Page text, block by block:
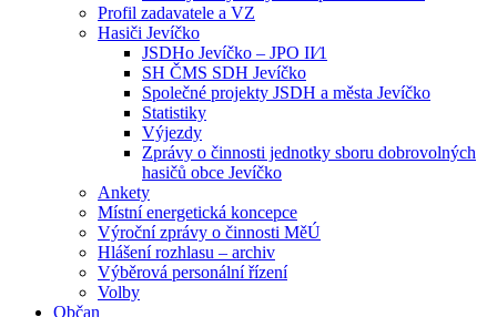
Profil zadavatele a VZ
Hasiči Jevíčko
JSDHo Jevíčko – JPO II⁄1
SH ČMS SDH Jevíčko
Společné projekty JSDH a města Jevíčko
Statistiky
Výjezdy
Zprávy o činnosti jednotky sboru dobrovolných
hasičů obce Jevíčko
Ankety
Místní energetická koncepce
Výroční zprávy o činnosti MěÚ
Hlášení rozhlasu – archiv
Výběrová personální řízení
Volby
Občan